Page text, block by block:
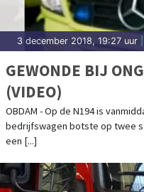
3 december 2018, 19:27 uur
GEWONDE BIJ
(VIDEO)
OBDAM - Op de N194 is
bedrijfswagen botste op twee
een [...]